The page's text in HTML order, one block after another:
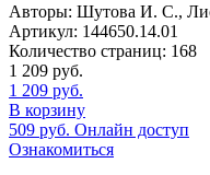
Авторы: Шутова И. С.,
Артикул: 144650.14.01
Количество страниц: 168
1 209 руб.
1 209 руб.
В корзину
509 руб. Онлайн доступ
Ознакомиться